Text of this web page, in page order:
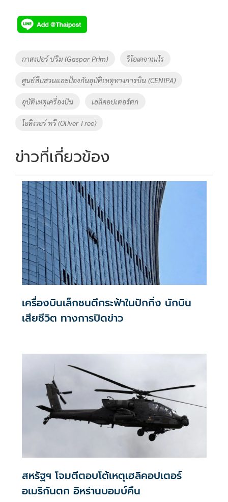
e
b
o
o
k
tt
er
p
y
Li
n
k
Tags
กาสเปอร์ ปริม (Gaspar Prim) ริโอเดจาเนโร
ศูนย์สืบสวนและป้องกันอุบัติเหตุทางการบิน (CENIPA)
อุบัติเหตุเครื่องบิน เฮลิคอปเตอร์ตก
โอลิเวอร์ ทรี (Oliver Tree)
ข่าวที่เกี่ยวข้อง
เครื่องบินเล็กชนตึกระฟ้าในปักกิ่ง นักบิน
เสียชีวิต ทางการปิดข่าว
สหรัฐฯ โจมตีตอบโต้เหตุเฮลิคอปเตอร์
อเมริกันตก อิหร่านบอมบ์คืน